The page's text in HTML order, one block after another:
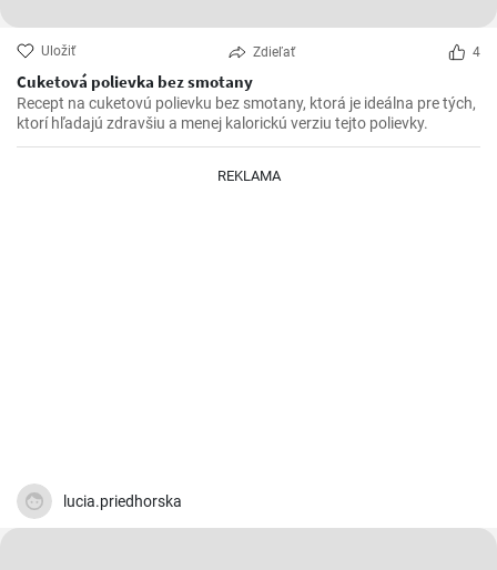
Uložiť Zdieľať 4
Cuketová polievka bez smotany
Recept na cuketovú polievku bez smotany, ktorá je ideálna pre tých,
ktorí hľadajú zdravšiu a menej kalorickú verziu tejto polievky.
REKLAMA
lucia.priedhorska